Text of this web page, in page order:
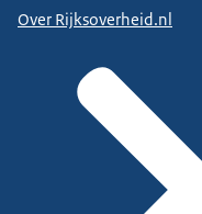
Over Rijksoverheid.nl